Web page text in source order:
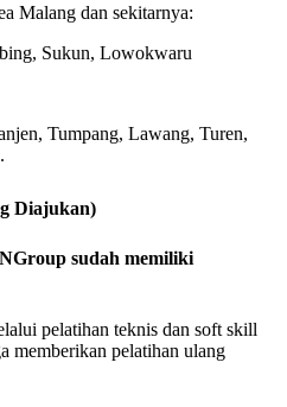
Malang dan sekitarnya:
Sukun, Lowokwaru
Tumpang, Lawang, Turen,
Diajukan)
sudah memiliki
pelatihan teknis dan soft skill
memberikan pelatihan ulang